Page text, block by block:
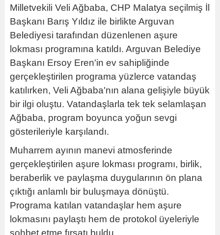
Milletvekili Veli Ağbaba, CHP Malatya seçilmiş İl
Başkanı Barış Yıldız ile birlikte Arguvan
Belediyesi tarafından düzenlenen aşure
lokması programına katıldı. Arguvan Belediye
Başkanı Ersoy Eren'in ev sahipliğinde
gerçekleştirilen programa yüzlerce vatandaş
katılırken, Veli Ağbaba'nın alana gelişiyle büyük
bir ilgi oluştu. Vatandaşlarla tek tek selamlaşan
Ağbaba, program boyunca yoğun sevgi
gösterileriyle karşılandı.
Muharrem ayının manevi atmosferinde
gerçekleştirilen aşure lokması programı, birlik,
beraberlik ve paylaşma duygularının ön plana
çıktığı anlamlı bir buluşmaya dönüştü.
Programa katılan vatandaşlar hem aşure
lokmasını paylaştı hem de protokol üyeleriyle
sohbet etme fırsatı buldu.